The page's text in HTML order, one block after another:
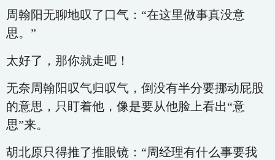
周翰阳无聊地叹了口气：“在这里做事真没意
思。”
太好了，那你就走吧！
无奈周翰阳叹气归叹气，倒没有半分要挪动屁股
的意思，只盯着他，像是要从他脸上看出“意
思”来。
胡北原只得推了推眼镜：“周经理有什么事要我